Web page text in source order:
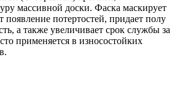
массивной доски. Фаска маскирует
появление потертостей, придает полу
а также увеличивает срок службы за
применяется в износостойких